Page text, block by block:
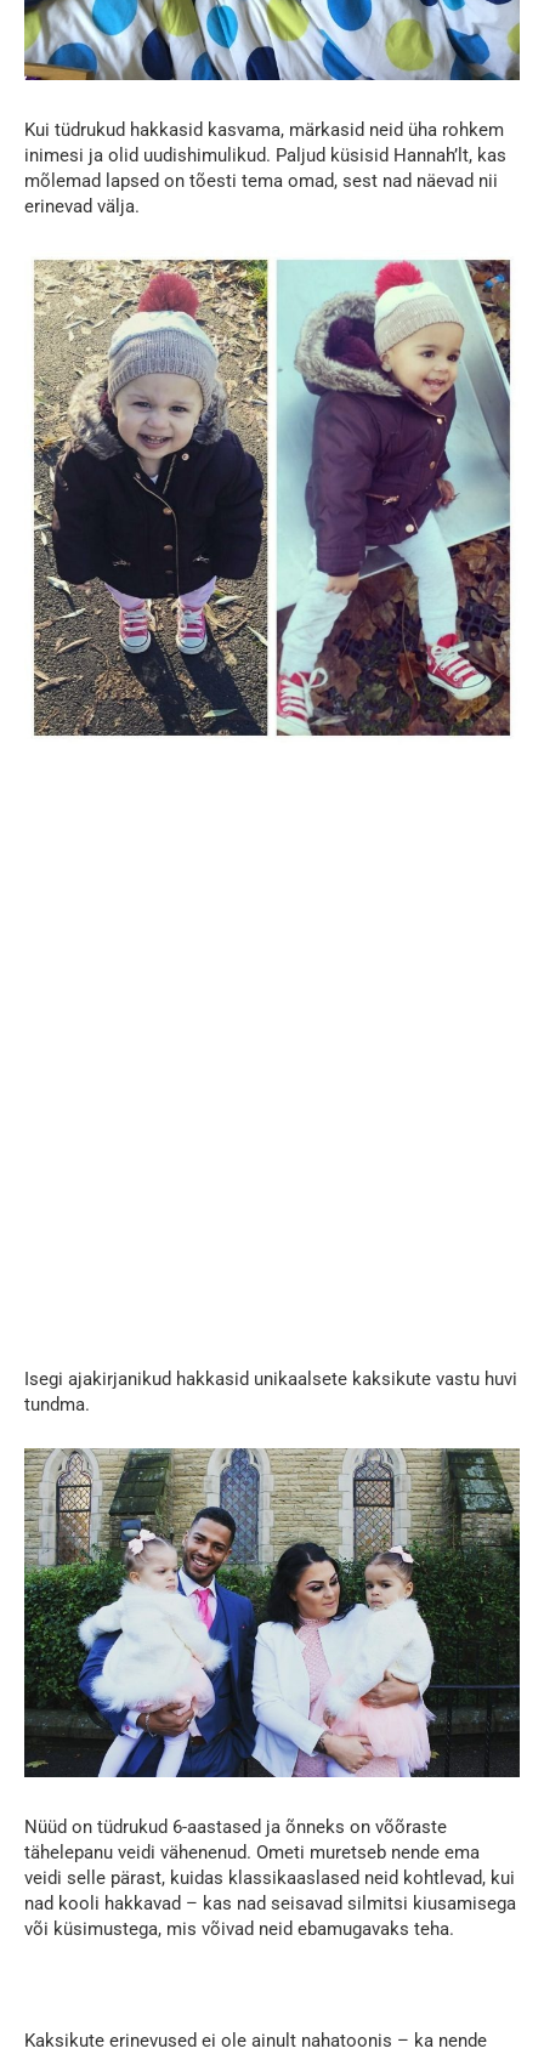
Kui tüdrukud hakkasid kasvama, märkasid neid üha rohkem
inimesi ja olid uudishimulikud. Paljud küsisid Hannah’lt, kas
mõlemad lapsed on tõesti tema omad, sest nad näevad nii
erinevad välja.
Isegi ajakirjanikud hakkasid unikaalsete kaksikute vastu huvi
tundma.
Nüüd on tüdrukud 6-aastased ja õnneks on võõraste
tähelepanu veidi vähenenud. Ometi muretseb nende ema
veidi selle pärast, kuidas klassikaaslased neid kohtlevad, kui
nad kooli hakkavad – kas nad seisavad silmitsi kiusamisega
või küsimustega, mis võivad neid ebamugavaks teha.
Kaksikute erinevused ei ole ainult nahatoonis – ka nende